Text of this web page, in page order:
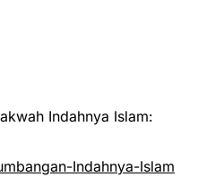
Indahnya Islam:
Indahnya-Islam